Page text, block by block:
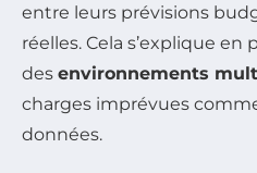
entre leurs prévisions
réelles. Cela s’explique
des environnements
charges imprévues
données.